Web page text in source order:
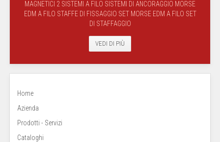
MAGNETICI 2 SISTEMI A FILO SISTEMI DI ANCORAGGIO MORSE
EDM A FILO STAFFE DI FISSAGGIO SET MORSE EDM A FILO SET
DI STAFFAGGIO
VEDI DI PIÙ
Home
Azienda
Prodotti - Servizi
Cataloghi